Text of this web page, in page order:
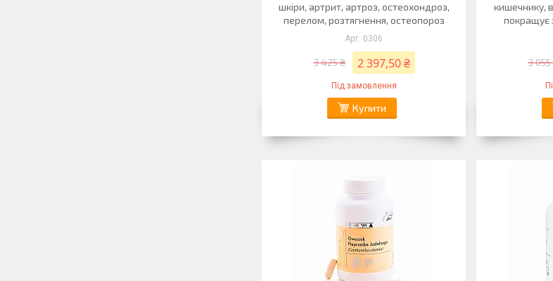
шкіри, артрит, артроз, остеохондроз,
перелом, розтягнення, остеопороз
0306
3 425 ₴ 2 397,50 ₴
Під замовлення
Купити
кишечнику,
покращує
3 055